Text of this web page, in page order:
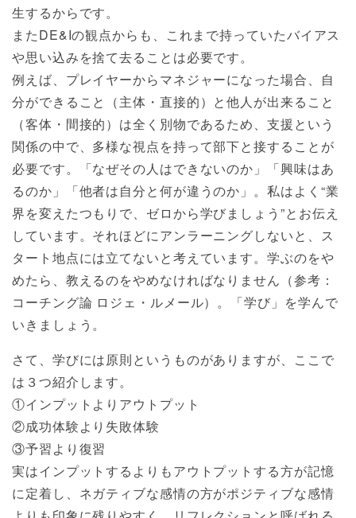
生するからです。
またDE&Iの観点からも、これまで持っていたバイアス
や思い込みを捨て去ることは必要です。
例えば、プレイヤーからマネジャーになった場合、自
分ができること（主体・直接的）と他人が出来ること
（客体・間接的）は全く別物であるため、支援という
関係の中で、多様な視点を持って部下と接することが
必要です。「なぜその人はできないのか」「興味はあ
るのか」「他者は自分と何が違うのか」。私はよく“業
界を変えたつもりで、ゼロから学びましょう”とお伝え
しています。それほどにアンラーニングしないと、ス
タート地点には立てないと考えています。学ぶのをや
めたら、教えるのをやめなければなりません（参考：
コーチング論 ロジェ・ルメール）。「学び」を学んで
いきましょう。
さて、学びには原則というものがありますが、ここで
は３つ紹介します。
①インプットよりアウトプット
②成功体験より失敗体験
③予習より復習
実はインプットするよりもアウトプットする方が記憶
に定着し、ネガティブな感情の方がポジティブな感情